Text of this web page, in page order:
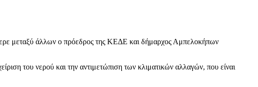
μεταξύ άλλων ο πρόεδρος της ΚΕΔΕ και δήμαρχος Αμπελοκήπων
του νερού και την αντιμετώπιση των κλιματικών αλλαγών, που είναι